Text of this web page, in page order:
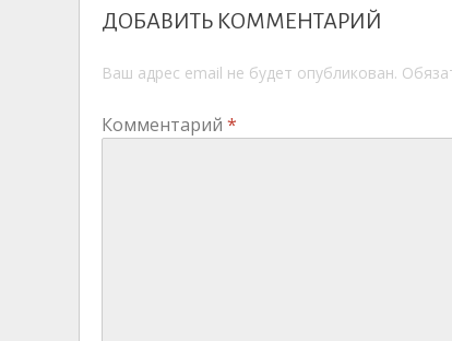
ДОБАВИТЬ КОММЕНТАРИЙ
Ваш адрес email не будет опубликован.
Комментарий *